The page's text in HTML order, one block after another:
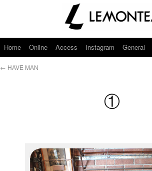
Home Online Access Instagram General
← HAVE MAN
①